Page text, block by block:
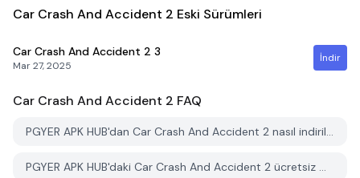
Car Crash And Accident 2 Eski Sürümleri
Car Crash And Accident 2 3
Mar 27, 2025
İndir
Car Crash And Accident 2 FAQ
PGYER APK HUB'dan Car Crash And Accident 2 nasıl indirilir?
PGYER APK HUB'daki Car Crash And Accident 2 ücretsiz mi indirilebilir?